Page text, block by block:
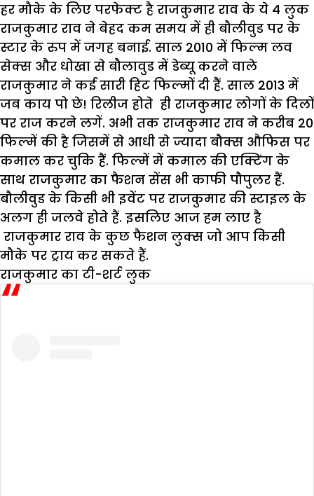
हर मौके के लिए परफेक्ट है राजकुमार राव के ये 4 लुक
राजकुमार राव ने बेहद कम समय में ही बौलीवुड पर के
स्टार के रुप में जगह बनाई. साल 2010 में फिल्म लव
सेक्स और धोखा से बौलावुड में डेब्यू करने वाले
राजकुमार ने कई सारी हिट फिल्मों दी हैं. साल 2013 में
जब काय पो छे! रिलीज होते ही राजकुमार लोगों के दिलों
पर राज करने लगें. अभी तक राजकुमार राव ने करीब 20
फिल्में की है जिसमें से आधी से ज्यादा बौक्स औफिस पर
कमाल कर चुकि हैं. फिल्में में कमाल की एक्टिंग के
साथ राजकुमार का फैशन सेंस भी काफी पौपुलर हैं.
बौलीवुड के किसी भी इवेंट पर राजकुमार की स्टाइल के
अलग ही जलवे होते हैं. इसलिए आज हम लाए है
राजकुमार राव के कुछ फैशन लुक्स जो आप किसी
मौके पर ट्राय कर सकते हैं.
राजकुमार का टी-शर्ट लुक